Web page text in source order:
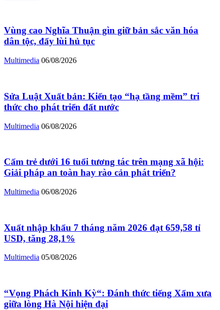
Vùng cao Nghĩa Thuận gìn giữ bản sắc văn hóa
dân tộc, đẩy lùi hủ tục
Multimedia 06/08/2026
Sửa Luật Xuất bản: Kiến tạo “hạ tầng mềm” tri
thức cho phát triển đất nước
Multimedia 06/08/2026
Cấm trẻ dưới 16 tuổi tương tác trên mạng xã hội:
Giải pháp an toàn hay rào cản phát triển?
Multimedia 06/08/2026
Xuất nhập khẩu 7 tháng năm 2026 đạt 659,58 tỉ
USD, tăng 28,1%
Multimedia 05/08/2026
“Vọng Phách Kinh Kỳ“: Đánh thức tiếng Xẩm xưa
giữa lòng Hà Nội hiện đại